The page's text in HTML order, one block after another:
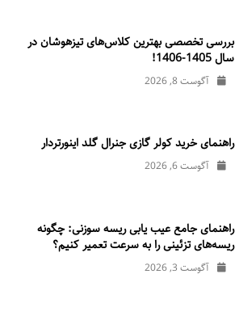
بررسی تخصصی بهترین کلاس‌های تیزهوشان در
سال 1405-1406!
آگوست 8, 2026
راهنمای خرید کولر گازی جنرال‌ گلد اینورتر‌دار
آگوست 6, 2026
راهنمای جامع عیب یابی ریسه سوزنی: چگونه
ریسه‌های تزئینی را به سرعت تعمیر کنیم؟
آگوست 3, 2026